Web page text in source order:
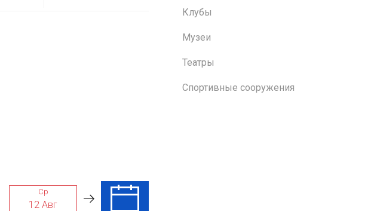
Ср
12 Авг
Чт
Клубы
Музеи
Театры
Спортивные сооружения